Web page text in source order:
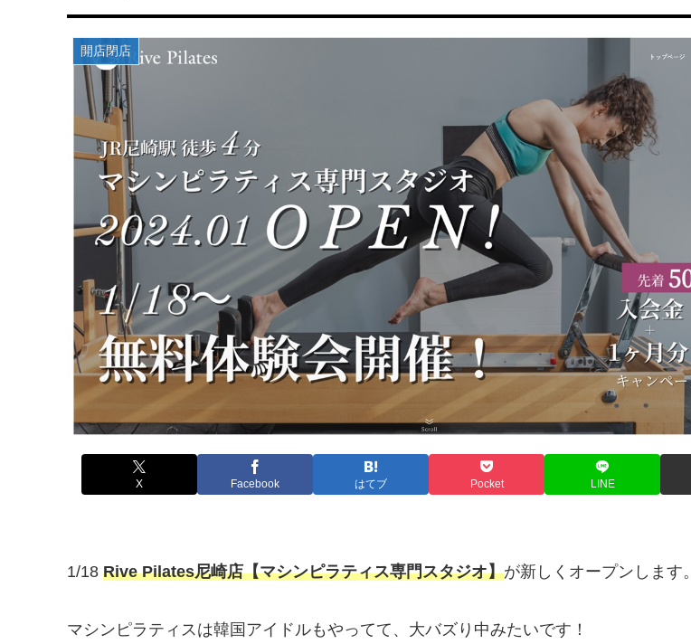
開店閉店
X Facebook はてブ Pocket LINE
1/18 Rive Pilates尼崎店【マシンピラティス専門スタジオ】が新しくオープンします。
マシンピラティスは韓国アイドルもやってて、大バズり中みたいです！